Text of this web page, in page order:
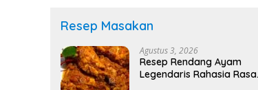
Resep Masakan
Agustus 3, 2026
Resep Rendang Ayam
Legendaris Rahasia Rasa